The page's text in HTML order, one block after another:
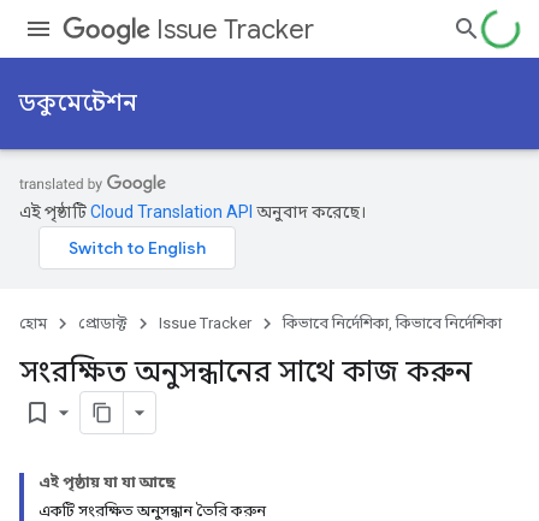
Issue Tracker
ডকুমেন্টেশন
এই পৃষ্ঠাটিCloud Translation API অনুবাদ করেছে।
হোম প্রোডাক্ট Issue Tracker কিভাবে নির্দেশিকা, কিভাবে নির্দেশিকা
সংরক্ষিত অনুসন্ধানের সাথে কাজ করুন
bookmark_border
এই পৃষ্ঠায় যা যা আছে
একটি সংরক্ষিত অনুসন্ধান তৈরি করুন